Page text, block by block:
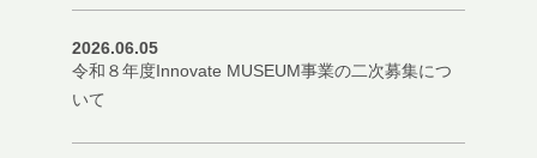
2026.06.05
令和８年度Innovate MUSEUM事業の二次募集につ
いて